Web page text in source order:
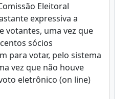
Eleitoral
expressiva a
votantes, uma vez que
sócios
para votar, pelo sistema
vez que não houve
eletrônico (on line)